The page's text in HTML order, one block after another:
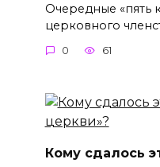
Очередные «пять
церковного
0 61
Кому сдалось